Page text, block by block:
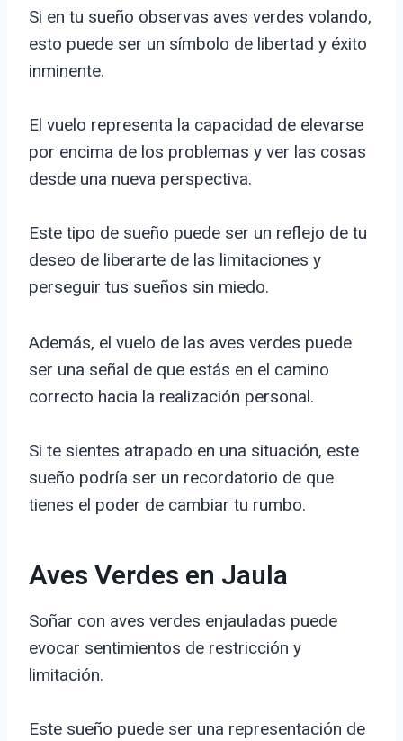
Si en tu sueño observas aves verdes volando,
esto puede ser un símbolo de libertad y éxito
inminente.
El vuelo representa la capacidad de elevarse
por encima de los problemas y ver las cosas
desde una nueva perspectiva.
Este tipo de sueño puede ser un reflejo de tu
deseo de liberarte de las limitaciones y
perseguir tus sueños sin miedo.
Además, el vuelo de las aves verdes puede
ser una señal de que estás en el camino
correcto hacia la realización personal.
Si te sientes atrapado en una situación, este
sueño podría ser un recordatorio de que
tienes el poder de cambiar tu rumbo.
Aves Verdes en Jaula
Soñar con aves verdes enjauladas puede
evocar sentimientos de restricción y
limitación.
Este sueño puede ser una representación de